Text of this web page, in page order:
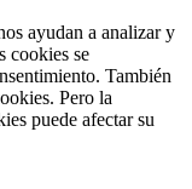
ayudan a analizar y
cookies se
También
Pero la
puede afectar su